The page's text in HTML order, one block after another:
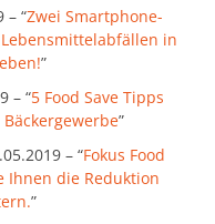
– “Zwei Smartphone-
in
”
– “5 Food Save Tipps
”
– “Fokus Food
Ihnen die Reduktion
”